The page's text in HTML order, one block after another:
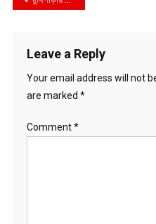
Leave a Reply
Your email address will not
are marked *
Comment*